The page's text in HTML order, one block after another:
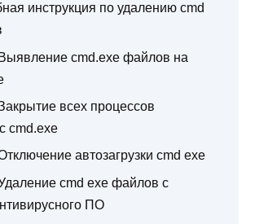
инструкция по удалению cmd
cmd.exe файлов на
всех процессов
cmd.exe
автозагрузки cmd exe
cmd exe файлов с
ПО